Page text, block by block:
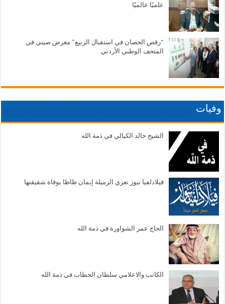
علميًا عالميًا
“رقص الحصان في استقبال الربيع” معرض صيني في
المتحف الوطني الأردني
وفيات
الشيخ خالد الكيالي في ذمة الله
فيلادلفيا نيوز تعزي الزميلة إيمان ظاظا بوفاة شقيقتها
الحاج عمر الشواورة في ذمة الله
الكاتب والاعلامي سلطان الحطاب في ذمة الله